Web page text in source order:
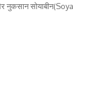
नुकसान सोयाबीन(Soya